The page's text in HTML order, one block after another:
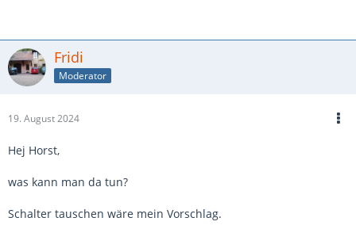
Fridi
Moderator
19. August 2024
Hej Horst,
was kann man da tun?
Schalter tauschen wäre mein Vorschlag.